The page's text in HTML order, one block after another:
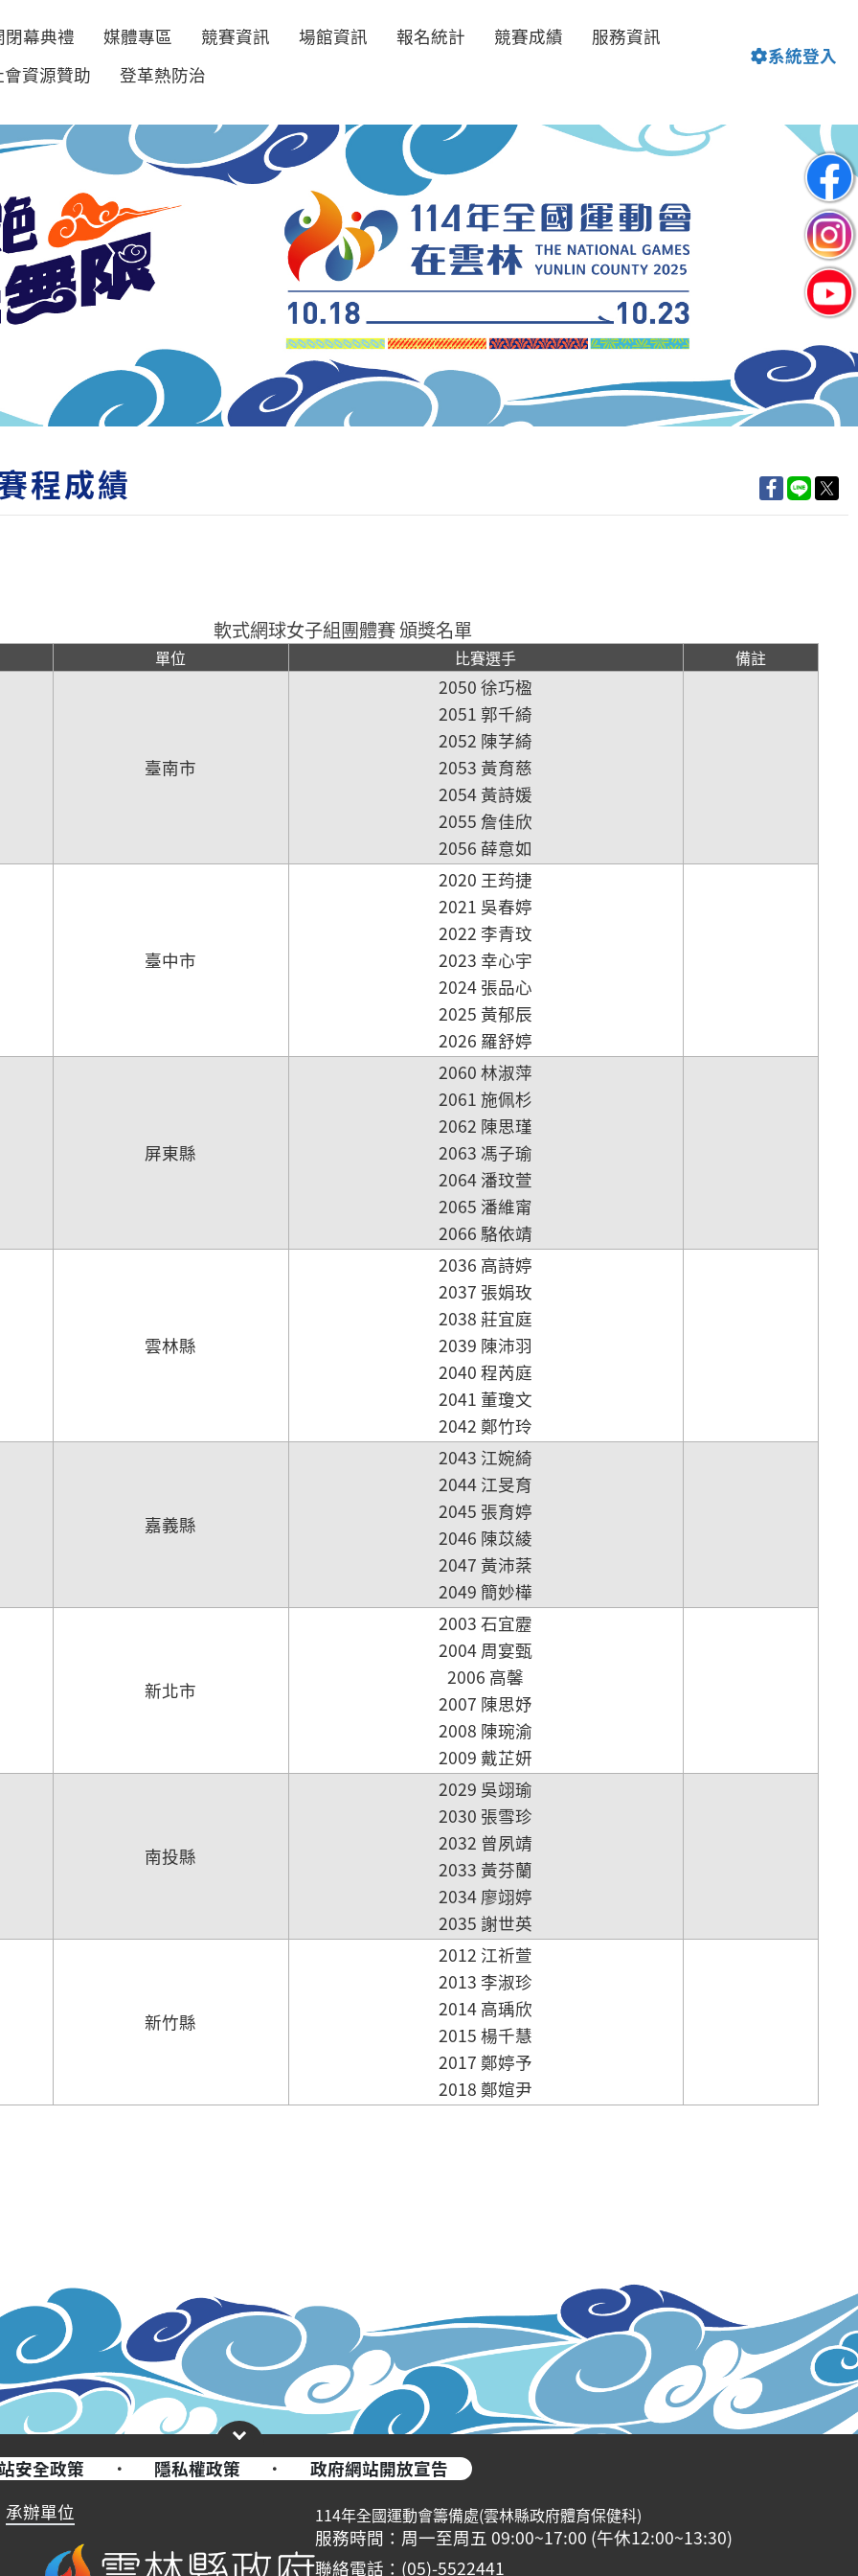
閉幕典禮 媒體專區 競賽資訊 場館資訊 報名統計 競賽成績
服務資訊
會資源贊助 登革熱防治
系統登入
程成績
軟式網球女子組團體賽 頒獎名單
單位 比賽選手 備註
臺南市
2050 徐巧楹
2051 郭千綺
2052 陳芓綺
2053 黃育慈
2054 黃詩媛
2055 詹佳欣
2056 薛意如
臺中市
2020 王荺捷
2021 吳春婷
2022 李青玟
2023 幸心宇
2024 張品心
2025 黃郁辰
2026 羅舒婷
屏東縣
2060 林淑萍
2061 施佩杉
2062 陳思瑾
2063 馮子瑜
2064 潘玟萱
2065 潘維甯
2066 駱依靖
雲林縣
2036 高詩婷
2037 張娟玫
2038 莊宜庭
2039 陳沛羽
2040 程芮庭
2041 董瓊文
2042 鄭竹玲
嘉義縣
2043 江婉綺
2044 江旻育
2045 張育婷
2046 陳苡綾
2047 黃沛棻
2049 簡妙樺
新北市
2003 石宜靂
2004 周宴甄
2006 高馨
2007 陳思妤
2008 陳琬渝
2009 戴芷妍
南投縣
2029 吳翊瑜
2030 張雪珍
2032 曾夙靖
2033 黃芬蘭
2034 廖翊婷
2035 謝世英
新竹縣
2012 江祈萱
2013 李淑珍
2014 高瑀欣
2015 楊千慧
2017 鄭婷予
2018 鄭媗尹
安全政策 · 隱私權政策 ·
政府網站開放宣告
承辦單位 114年全國運動會籌備處(雲林縣政府體育保健科)
服務時間：周一至周五 09:00~17:00 (午休12:00~13:30)
聯絡電話：(05)-5522441